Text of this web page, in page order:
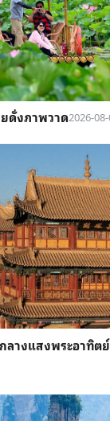
ดั่งภาพวาด2026-
ลางแสงพระอาทิต